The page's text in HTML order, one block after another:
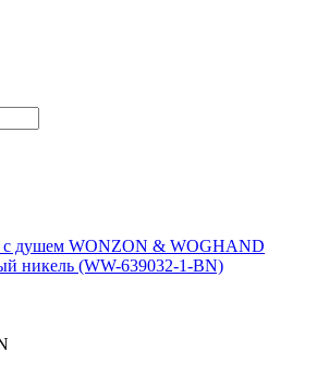
с душем WONZON & WOGHAND
никель (WW-639032-1-BN)